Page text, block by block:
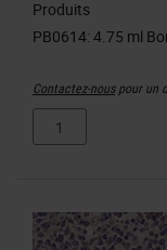
Produits
Contactez-nouspour un